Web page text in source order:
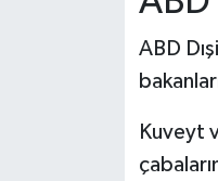
ABD
Kuveyt